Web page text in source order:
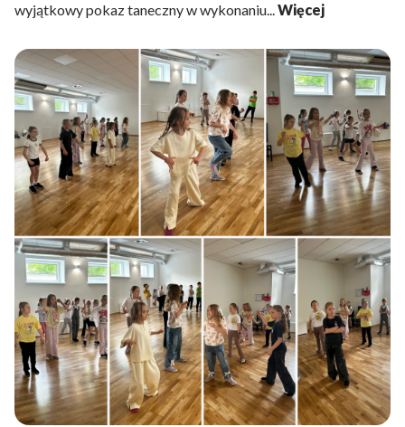
wyjątkowy pokaz taneczny w wykonaniu...Więcej